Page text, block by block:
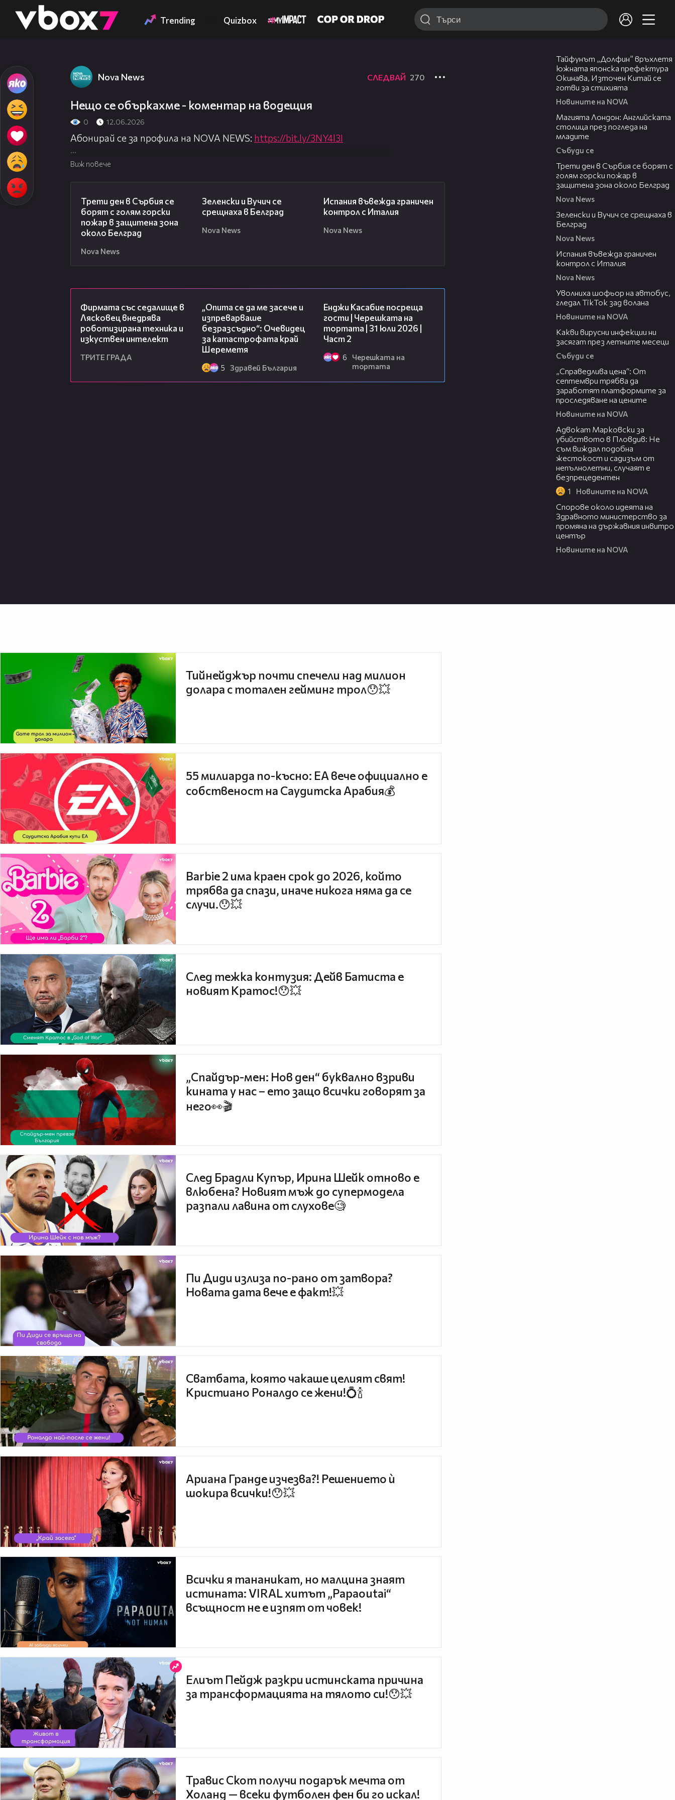
👾 Trending Quizbox
Nova News СЛЕДВАЙ 270
Нещо се объркахме - коментар на водещия
0 12.06.2026
Абонирай се за профила на NOVA NEWS: https://bit.ly/3NY4l3I
Посети официалния сайт:
Гледай NOVA NEWS на живо:http://nova.bg/live/news
Виж повече
Трети ден в Сърбия се
борят с голям горски
пожар в защитена зона
около Белград
Nova News
Зеленски и Вучич се
срещнаха в Белград
Nova News
Испания въвежда граничен
контрол с Италия
Nova News
Фирмата със седалище в
Лясковец внедрява
роботизирана техника и
изкуствен интелект
ТРИТЕ ГРАДА
„Опита се да ме засече и
изпреварваше
безразсъдно“: Очевидец
за катастрофата край
Шереметя
5 Здравей България
Енджи Касабие посреща
гости | Черешката на
тортата | 31 юли 2026 |
Част 2
6
Черешката на
тортата
Тайфунът „Долфин” връхлетя
южната японска префектура
Окинава, Източен Китай се
готви за стихията
Новините на NOVA
Магията Лондон: Английската
столица през погледа на
младите
Събуди се
Трети ден в Сърбия се борят с
голям горски пожар в
защитена зона около Белград
Nova News
Зеленски и Вучич се срещнаха в
Белград
Nova News
Испания въвежда граничен
контрол с Италия
Nova News
Уволниха шофьор на автобус,
гледал TikTok зад волана
Новините на NOVA
Какви вирусни инфекции ни
засягат през летните месеци
Събуди се
„Справедлива цена“: От
септември трябва да
заработят платформите за
проследяване на цените
Новините на NOVA
Адвокат Марковски за
убийството в Пловдив: Не
съм виждал подобна
жестокост и садизъм от
непълнолетни, случаят е
безпрецедентен
1 Новините на NOVA
Спорове около идеята на
Здравното министерство за
промяна на държавния инвитро
център
Новините на NOVA
Тийнейджър почти спечели над милион
долара с тотален гейминг трол😯💥
55 милиарда по-късно: EA вече официално е
собственост на Саудитска Арабия💰
Barbie 2 има краен срок до 2026, който
трябва да спази, иначе никога няма да се
случи.😯💥
След тежка контузия: Дейв Батиста е
новият Кратос!😯💥
„Спайдър-мен: Нов ден“ буквално взриви
кината у нас – ето защо всички говорят за
него👀🎬
След Брадли Купър, Ирина Шейк отново е
влюбена? Новият мъж до супермодела
разпали лавина от слухове🧐
Пи Диди излиза по-рано от затвора?
Новата дата вече е факт!💥
Сватбата, която чакаше целият свят!
Кристиано Роналдо се жени!💍🍾
Ариана Гранде изчезва?! Решението ѝ
шокира всички!😯💥
Всички я тананикат, но малцина знаят
истината: VIRAL хитът „Papaoutai“
всъщност не е изпят от човек!
Елиът Пейдж разкри истинската причина
за трансформацията на тялото си!😯💥
Травис Скот получи подарък мечта от
Холанд — всеки футболен фен би го искал!